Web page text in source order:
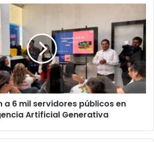
a 6 mil servidores públicos en
Artificial Generativa